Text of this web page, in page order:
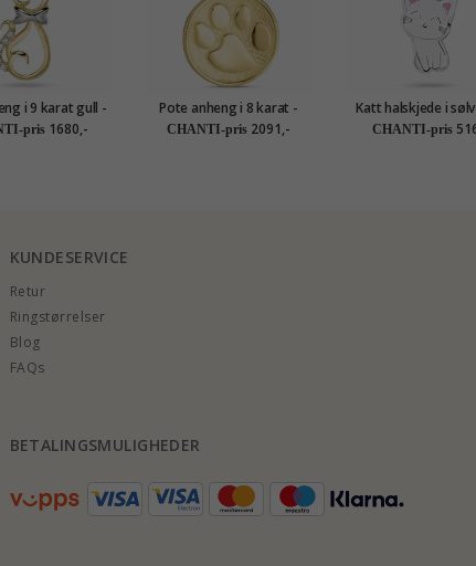
i 9 karat gull -
Collection
pris 1680,-
Pote anheng i 8 karat -
Gold Collection
CHANTI-pris 2091,-
Katt halskjede i
anheng i sølv -
CHANTI-pris
KUNDESERVICE
Retur
Ringstørrelser
Blog
FAQs
BETALINGSMULIGHEDER